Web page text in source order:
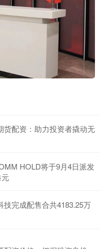
货配资：助力投资者撬动无
HOLD将于9月4日派发
技完成配售合共4183.25万